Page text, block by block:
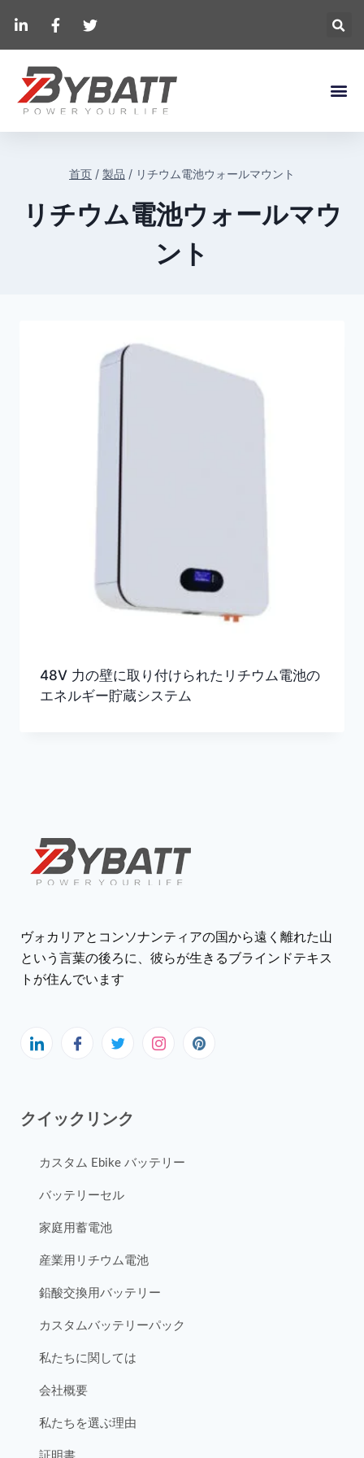
首页 / 製品 / リチウム電池ウォールマウント
リチウム電池ウォールマウ
ント
48V 力の壁に取り付けられたリチウム電池の
エネルギー貯蔵システム
ヴォカリアとコンソナンティアの国から遠く離れた山
という言葉の後ろに、彼らが生きるブラインドテキス
トが住んでいます
クイックリンク
カスタム Ebike バッテリー
バッテリーセル
家庭用蓄電池
産業用リチウム電池
鉛酸交換用バッテリー
カスタムバッテリーパック
私たちに関しては
会社概要
私たちを選ぶ理由